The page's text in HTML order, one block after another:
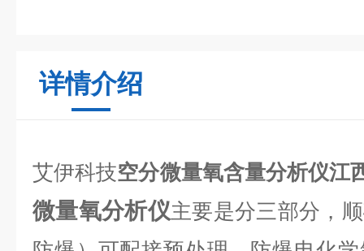
详情介绍
艾伊科技空分微量氧含量分析仪江
微量氧分析仪主要是分三部分，